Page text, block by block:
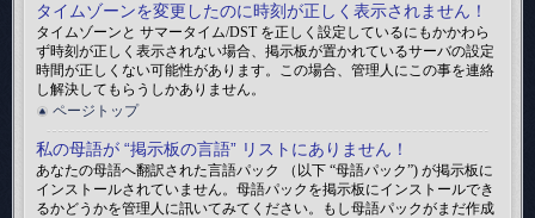
タイムゾーンを変更したのに時刻が正しく表示されません！
タイムゾーンと サマータイム/DST を正しく設定しているにもかかわら
ず時刻が正しく表示されない場合、掲示板が置かれているサーバの設定
時間が正しくない可能性があります。この場合、管理人にこの事を連絡
し解決してもらうしかありません。
ページトップ
私の母語が “掲示板の言語” リストにありません！
あなたの母語へ翻訳された言語パック （以下 “母語パック”) が掲示板に
インストールされていません。母語パックを掲示板にインストールでき
るかどうかを管理人に訊いてみてください。もし母語パックがまだ作成